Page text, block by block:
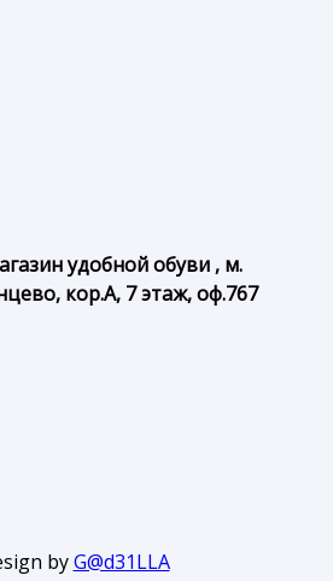
удобной обуви , м.
кор.А, 7 этаж, оф.767
byG@d31LLA